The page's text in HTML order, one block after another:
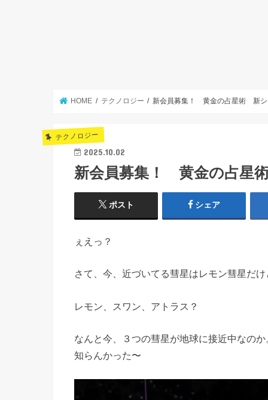
HOME テクノロジー 新会員募集！ 黄金の占星術 新シ
テクノロジー
2025.10.02
新会員募集！ 黄金の占星
ポスト シェア
ぇえっ？
さて、今、近づいてる彗星はレモン彗星だ
レモン、スワン、アトラス？
なんと今、３つの彗星が地球に接近中なのか
知らんかった〜